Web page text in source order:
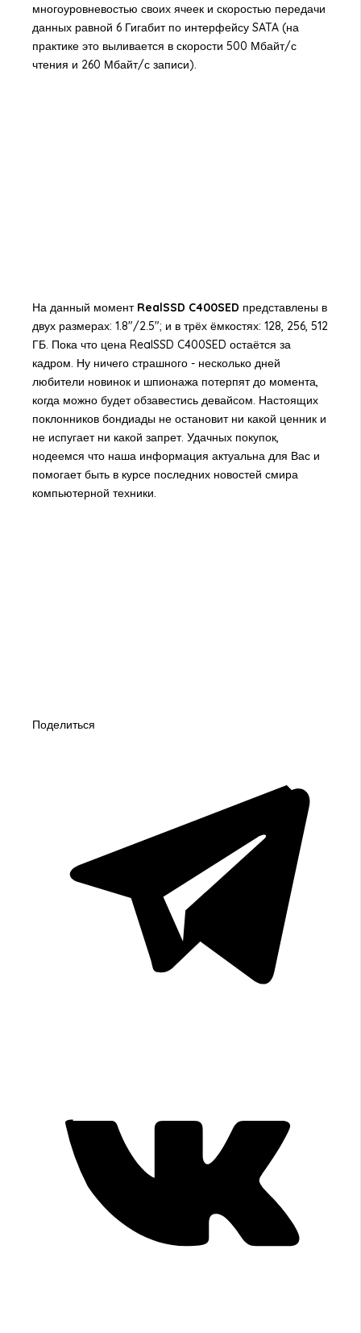
многоуровневостью своих ячеек и скоростью передачи
данных равной 6 Гигабит по интерфейсу SATA (на
практике это выливается в скорости 500 Мбайт/с
чтения и 260 Мбайт/с записи).
На данный момент RealSSD C400SED представлены в
двух размерах: 1.8"/2.5"; и в трёх ёмкостях: 128, 256, 512
ГБ. Пока что цена RealSSD C400SED остаётся за
кадром. Ну ничего страшного - несколько дней
любители новинок и шпионажа потерпят до момента,
когда можно будет обзавестись девайсом. Настоящих
поклонников бондиады не остановит ни какой ценник и
не испугает ни какой запрет. Удачных покупок,
нодеемся что наша информация актуальна для Вас и
помогает быть в курсе последних новостей смира
компьютерной техники.
Поделиться